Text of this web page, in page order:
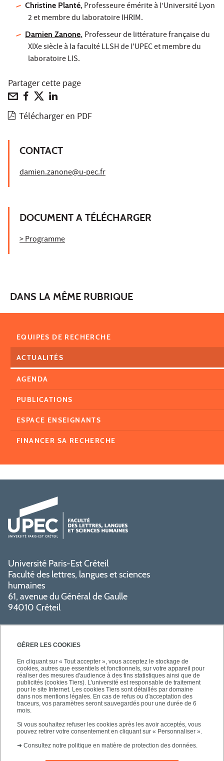
GÉRER LES COOKIES
En cliquant sur « Tout accepter », vous acceptez le stockage de
cookies, autres que essentiels et fonctionnels, sur votre appareil pour
réaliser des mesures d'audience à des fins statistiques ainsi que de
publicités (cookies Tiers). L'université est responsable de traitement
pour le site Internet. Les cookies Tiers sont détaillés par domaine
dans nos mentions légales. En cas de refus ou d'acceptation des
traceurs, vos paramètres seront sauvegardés pour une durée de 6
mois.
Si vous souhaitez refuser les cookies après les avoir acceptés, vous
pouvez retirer votre consentement en cliquant sur « Personnaliser ».
➜ Consultez notre politique en matière de protection des données.
Christine Planté, Professeure émérite à l’Université Lyon
2 et membre du laboratoire IHRIM.
Damien Zanone, Professeur de littérature française du
XIXe siècle à la faculté LLSH de l'UPEC et membre du
laboratoire LIS.
Partager cette page
Télécharger en PDF
CONTACT
damien.zanone@u-pec.fr
DOCUMENT A TÉLÉCHARGER
> Programme
DANS LA MÊME RUBRIQUE
EQUIPES DE RECHERCHE
ACTUALITÉS
AGENDA
PUBLICATIONS
ESPACE ENSEIGNANTS
FINANCER SA RECHERCHE
Université Paris-Est Créteil
Faculté des lettres, langues et sciences
humaines
61, avenue du Général de Gaulle
94010 Créteil
PRATIQUE
NOS FORMATIONS